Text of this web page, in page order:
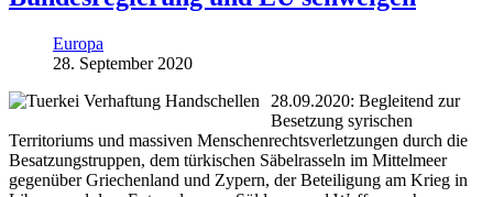
Europa
28. September 2020
28.09.2020: Begleitend zur
Besetzung syrischen
Territoriums und massiven Menschenrechtsverletzungen durch die
Besatzungstruppen, dem türkischen Säbelrasseln im Mittelmeer
gegenüber Griechenland und Zypern, der Beteiligung am Krieg in